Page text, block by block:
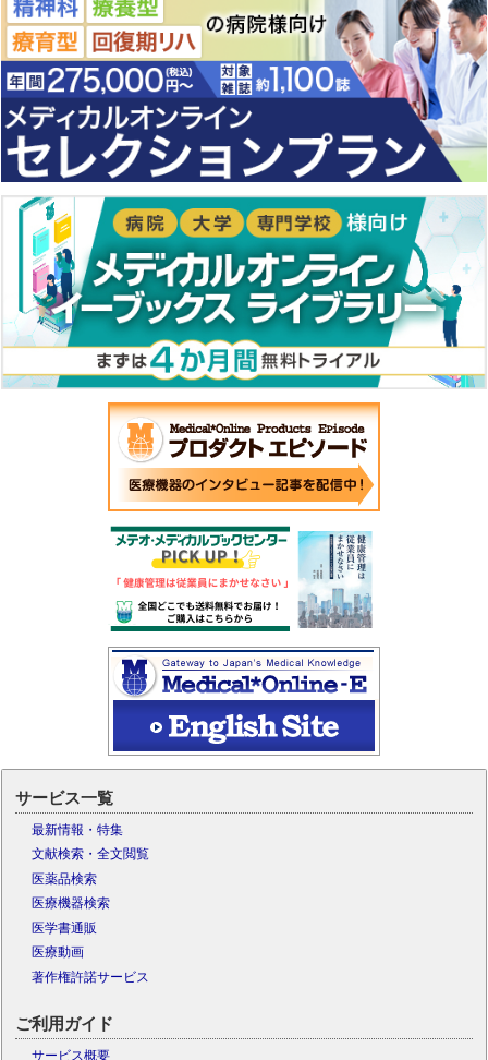
サービス一覧
最新情報・特集
文献検索・全文閲覧
医薬品検索
医療機器検索
医学書通販
医療動画
著作権許諾サービス
ご利用ガイド
サービス概要